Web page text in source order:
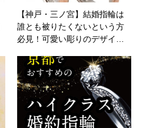
【神戸・三ノ宮】結婚指輪は
誰とも被りたくないという方
必見！可愛い彫りのデザイ…